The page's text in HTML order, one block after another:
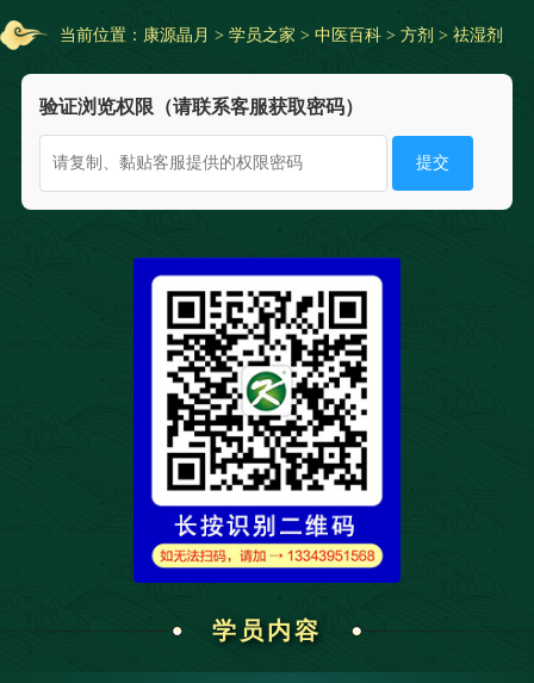
当前位置： 康源晶月 > 学员之家 > 中医百科 > 方剂 > 祛湿剂
验证浏览权限（请联系客服获取密码）
提交
学员内容